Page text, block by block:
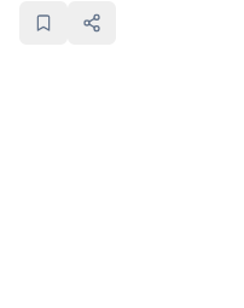
Siyaset ve Tarih